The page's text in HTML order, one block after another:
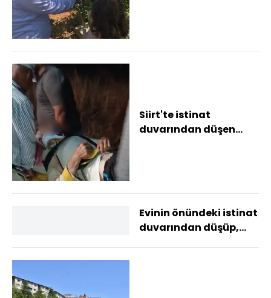
Siirt'te istinat
duvarından düşen
Evinin önündeki istinat
duvarından düşüp,